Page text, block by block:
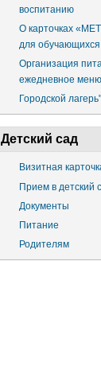
воспитанию
О карточках
для обучающихся
Организация
ежедневное меню
Городской
Детский сад
Визитная
Прием в детский
Документы
Питание
Родителям